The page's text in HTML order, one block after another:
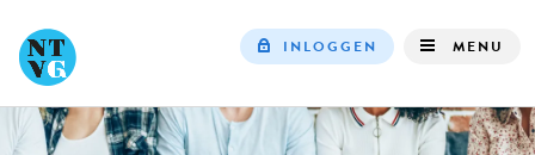
navigation
INLOGGEN MENU